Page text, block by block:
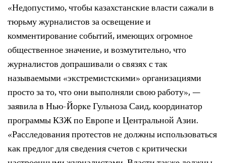
«Недопустимо, чтобы казахстанские власти сажали в
тюрьму журналистов за освещение и
комментирование событий, имеющих огромное
общественное значение, и возмутительно, что
журналистов допрашивали о связях с так
называемыми «экстремистскими» организациями
просто за то, что они выполняли свою работу», —
заявила в Нью-Йорке Гульноза Саид, координатор
программы КЗЖ по Европе и Центральной Азии.
«Расследования протестов не должны использоваться
как предлог для сведения счетов с критически